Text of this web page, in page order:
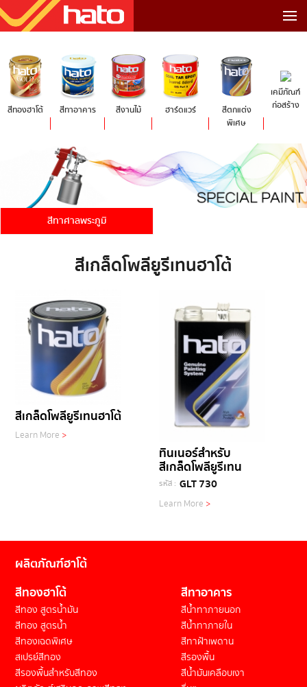
สีทองฮาโต้ สีทาอาคาร สีงานไม้ ฮาร์ดแวร์
สีตกแต่ง
พิเศษ
เคมีภัณฑ์
ก่อสร้าง
สีทาศาลพระภูมิ
สีเกล็ดโพลียูรีเทนฮาโต้
สีเกล็ดโพลียูรีเทนฮาโต้
Learn More >
ทินเนอร์สำหรับ
สีเกล็ดโพลียูรีเทน
รหัส : GLT 730
Learn More >
ผลิตภัณฑ์ฮาโต้
สีทองฮาโต้
สีทอง สูตรน้ำมัน
สีทอง สูตรน้ำ
สีทองเฉดพิเศษ
สเปรย์สีทอง
สีรองพื้นสำหรับสีทอง
สีทาอาคาร
สีน้ำทาภายนอก
สีน้ำทาภายใน
สีทาฝ้าเพดาน
สีรองพื้น
สีน้ำมันเคลือบเงา